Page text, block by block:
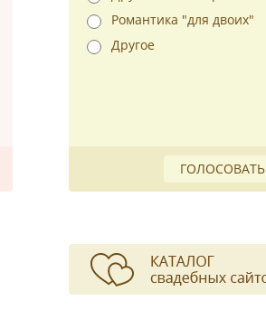
Романтика "для двоих"
Другое
ГОЛОСОВАТЬ